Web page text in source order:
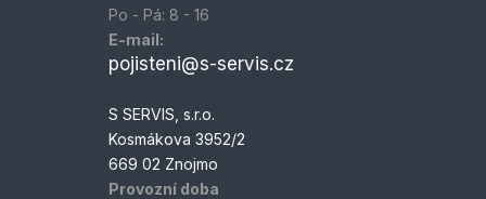
Po - Pá: 8 - 16
E-mail:
pojisteni@s-servis.cz
S SERVIS, s.r.o.
Kosmákova 3952/2
669 02 Znojmo
Provozní doba